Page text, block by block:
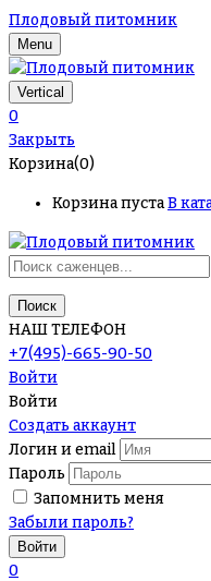
Плодовый питомник
Menu
Vertical
0
Закрыть
Корзина(0)
Корзина пустаВ
Поиск
НАШ ТЕЛЕФОН
+7(495)-665-90-50
Войти
Войти
Создать аккаунт
Логин и email
Пароль
Запомнить меня
Забыли пароль?
0